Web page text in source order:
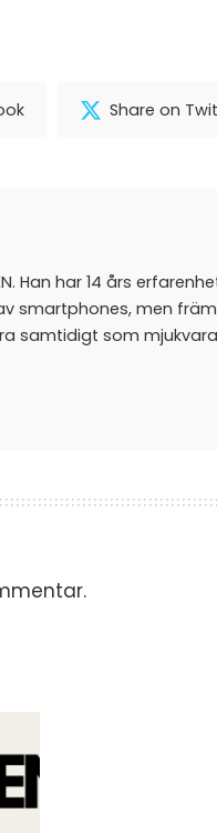
Share on
Han har 14 års
smartphones, men
samtidigt som